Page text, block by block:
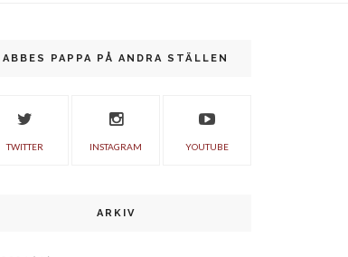
ABBES PAPPA PÅ ANDRA STÄLLEN
TWITTER INSTAGRAM YOUTUBE
ARKIV